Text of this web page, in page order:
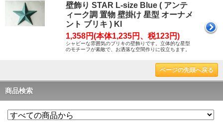
壁飾り STAR L-size Blue ( アンテ
ィーク調 置物 壁掛け 星型 オーナメ
ント ブリキ ) KI
1,358円(本体1,235円、税123円)
シャビーな雰囲気のブリキの壁飾りです。立体的な星型
のモチーフが素敵で、お洒落な空間作りに役立ちます。
ページの先頭へ戻る
商品検索